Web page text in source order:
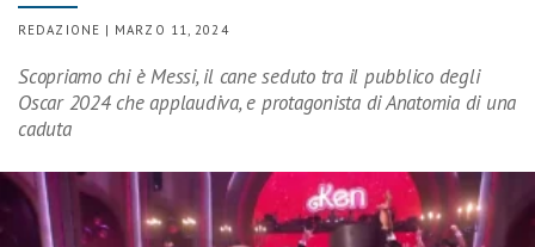
REDAZIONE | MARZO 11, 2024
Scopriamo chi è Messi, il cane seduto tra il pubblico degli
Oscar 2024 che applaudiva, e protagonista di Anatomia di una
caduta